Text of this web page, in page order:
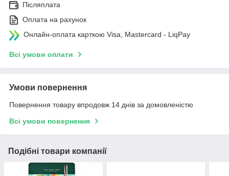
Післяплата
Оплата на рахунок
Онлайн-оплата карткою Visa, Mastercard - LiqPay
Всі умови оплати
Умови повернення
Повернення товару впродовж 14 днів за домовленістю
Всі умови повернення
Подібні товари компанії